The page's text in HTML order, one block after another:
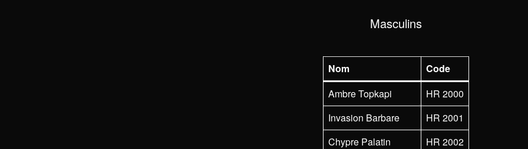
Masculins
Nom
Code
Ambre Topkapi
HR 2000
Invasion Barbare
HR 2001
Chypre Palatin
HR 2002